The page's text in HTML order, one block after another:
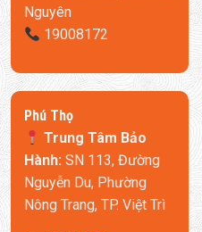
Nguyên
19008172
​Phú Thọ
Trung Tâm Bảo
Hành:SN 113, Đường
Nguyễn Du, Phường
Nông Trang, TP. Việt Trì